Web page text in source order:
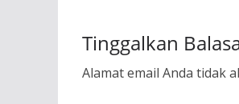
Tinggalkan
Alamat email Anda tidak